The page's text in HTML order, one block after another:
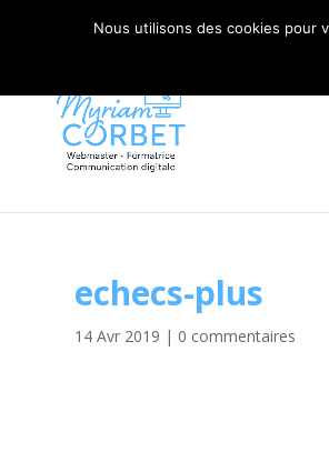
06 79 42 10 00
echecs-plus
14 Avr 2019 | 0 commentaires
Nous utilisons des cookies pour